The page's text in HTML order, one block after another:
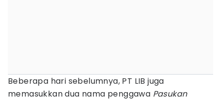
Beberapa hari sebelumnya, PT LIB juga
memasukkan dua nama penggawa Pasukan